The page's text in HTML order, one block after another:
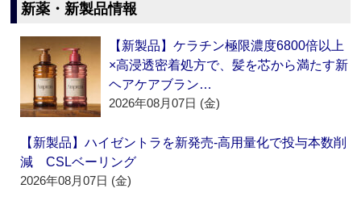
新薬・新製品情報
【新製品】ケラチン極限濃度6800倍以上
×高浸透密着処方で、髪を芯から満たす新
ヘアケアブラン…
2026年08月07日 (金)
【新製品】ハイゼントラを新発売‐高用量化で投与本数削
減 CSLベーリング
2026年08月07日 (金)